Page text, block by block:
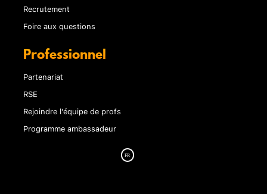
Recrutement
Foire aux questions
Professionnel
Partenariat
RSE
Rejoindre l'équipe de profs
Programme ambassadeur